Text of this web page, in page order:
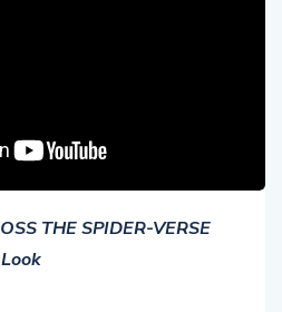
THE SPIDER-VERSE